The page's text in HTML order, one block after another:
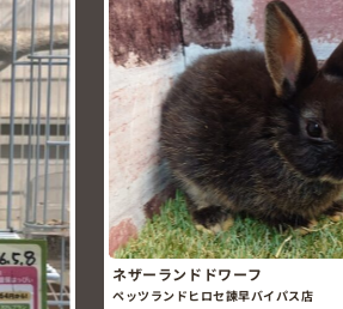
ネザーランドドワーフ
ペッツランドヒロセ諫早バイパス店